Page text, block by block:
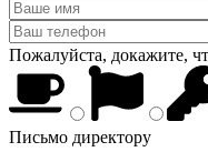
Пожалуйста, докажите,
Письмо директору